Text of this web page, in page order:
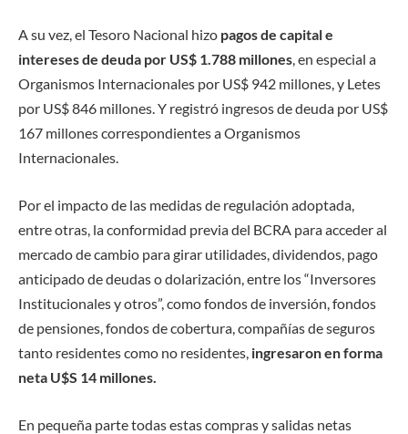
A su vez, el Tesoro Nacional hizo pagos de capital e
intereses de deuda por US$ 1.788 millones, en especial a
Organismos Internacionales por US$ 942 millones, y Letes
por US$ 846 millones. Y registró ingresos de deuda por US$
167 millones correspondientes a Organismos
Internacionales.
Por el impacto de las medidas de regulación adoptada,
entre otras, la conformidad previa del BCRA para acceder al
mercado de cambio para girar utilidades, dividendos, pago
anticipado de deudas o dolarización, entre los “Inversores
Institucionales y otros”, como fondos de inversión, fondos
de pensiones, fondos de cobertura, compañías de seguros
tanto residentes como no residentes, ingresaron en forma
neta U$S 14 millones.
En pequeña parte todas estas compras y salidas netas